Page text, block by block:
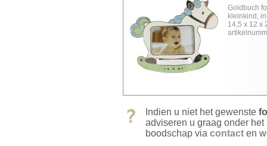
Goldbuch
kleinkind,
14,5 x 12 x
Indien u niet het gewenste
adviseren u graag onder
boodschap via contact en